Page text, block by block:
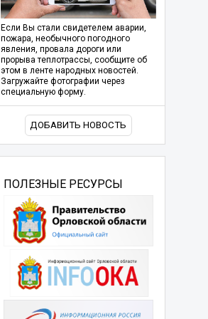
Если Вы стали свидетелем аварии,
пожара, необычного погодного
явления, провала дороги или
прорыва теплотрассы, сообщите об
этом в ленте народных новостей.
Загружайте фотографии через
специальную форму.
ДОБАВИТЬ НОВОСТЬ
ПОЛЕЗНЫЕ РЕСУРСЫ